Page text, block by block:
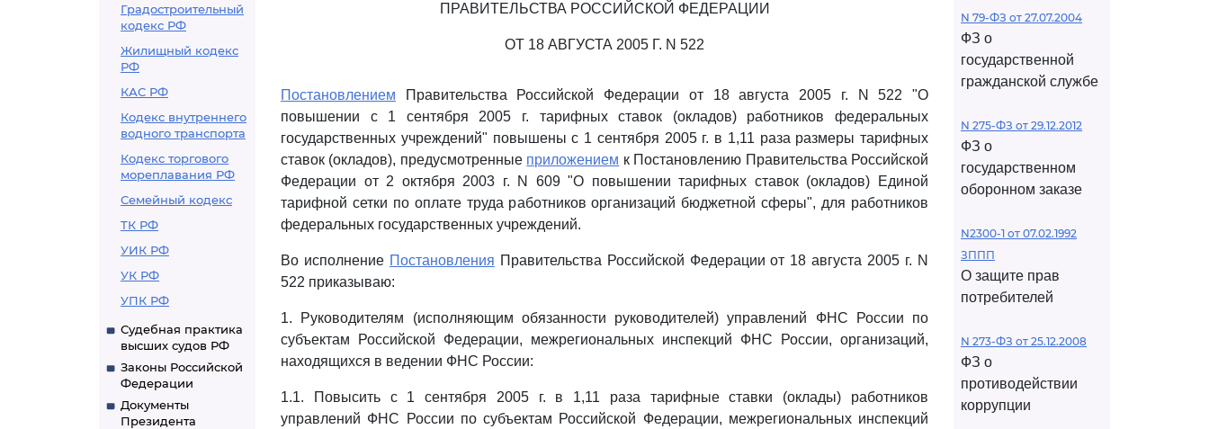
Градостроительный
кодекс РФ
Жилищный кодекс
РФ
КАС РФ
Кодекс внутреннего
водного транспорта
Кодекс торгового
мореплавания РФ
Семейный кодекс
ТК РФ
УИК РФ
УК РФ
УПК РФ
Судебная практика
высших судов РФ
Законы Российской
Федерации
Документы
Президента
ПРАВИТЕЛЬСТВА РОССИЙСКОЙ ФЕДЕРАЦИИ
ОТ 18 АВГУСТА 2005 Г. N 522
Постановлением Правительства Российской Федерации от 18 августа 2005 г. N 522 "О
повышении с 1 сентября 2005 г. тарифных ставок (окладов) работников федеральных
государственных учреждений" повышены с 1 сентября 2005 г. в 1,11 раза размеры тарифных
ставок (окладов), предусмотренные приложением к Постановлению Правительства Российской
Федерации от 2 октября 2003 г. N 609 "О повышении тарифных ставок (окладов) Единой
тарифной сетки по оплате труда работников организаций бюджетной сферы", для работников
федеральных государственных учреждений.
Во исполнение Постановления Правительства Российской Федерации от 18 августа 2005 г. N
522 приказываю:
1. Руководителям (исполняющим обязанности руководителей) управлений ФНС России по
субъектам Российской Федерации, межрегиональных инспекций ФНС России, организаций,
находящихся в ведении ФНС России:
1.1. Повысить с 1 сентября 2005 г. в 1,11 раза тарифные ставки (оклады) работников
управлений ФНС России по субъектам Российской Федерации, межрегиональных инспекций
N 79-ФЗ от 27.07.2004
ФЗ о
государственной
гражданской службе
N 275-ФЗ от 29.12.2012
ФЗ о
государственном
оборонном заказе
N2300-1 от 07.02.1992
ЗППП
О защите прав
потребителей
N 273-ФЗ от 25.12.2008
ФЗ о
противодействии
коррупции